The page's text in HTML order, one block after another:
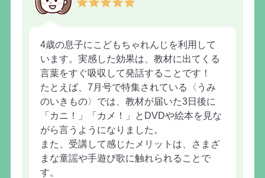
4歳の息子にこどもちゃれんじを利用して
います。実感した効果は、教材に出てくる
言葉をすぐ吸収して発話することです！
たとえば、7月号で特集されている〈うみ
のいきもの〉では、教材が届いた3日後に
「カニ！」「カメ！」とDVDや絵本を見な
がら言うようになりました。
また、受講して感じたメリットは、さまざ
まな童謡や手遊び歌に触れられることで
す。